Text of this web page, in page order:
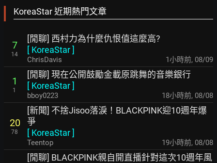
KoreaStar 近期熱門文章
7
14
[閒聊] 西村力為什麼仇恨值這麼高?
[ KoreaStar]
ChrisDavis 1小時前, 08/09
1
1
[閒聊] 現在公開鼓勵金載原跳舞的音樂銀行
[ KoreaStar]
bboy0223 18小時前, 08/08
20
78
[新聞] 不捨Jisoo落淚！BLACKPINK迎10週年爆
爭
[ KoreaStar]
Teentop 19小時前, 08/08
[閒聊] BLACKPINK親自開直播針對這次10週年風